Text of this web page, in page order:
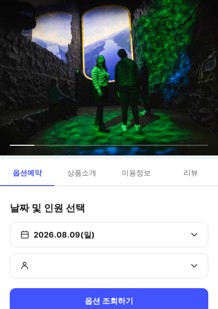
옵션예약 상품소개 이용정보 리뷰
날짜 및 인원 선택
2026.08.09(일)
옵션 조회하기